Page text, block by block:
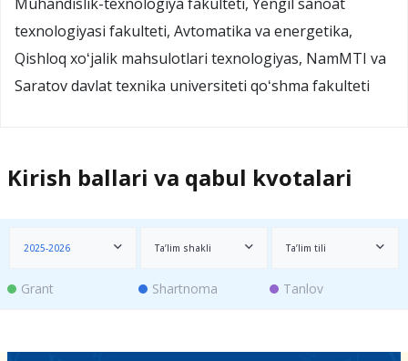
texnologiyasi fakulteti, Avtomatika va energetika,
Qishloq xoʻjalik mahsulotlari texnologiyas, NamMTI va
Saratov davlat texnika universiteti qoʻshma fakulteti
Kirish ballari va qabul kvotalari
2025-2026 Ta’lim shakli Ta’lim tili
Grant Shartnoma Tanlov